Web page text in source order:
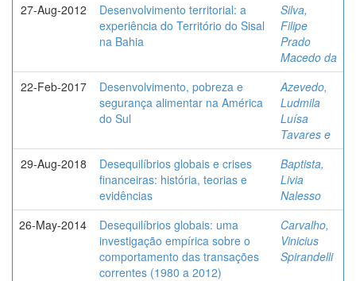
27-Aug-2012
Desenvolvimento territorial: a
experiência do Território do Sisal
na Bahia
Silva,
Filipe
Prado
Macedo da
22-Feb-2017
Desenvolvimento, pobreza e
segurança alimentar na América
do Sul
Azevedo,
Ludmila
Luísa
Tavares e
29-Aug-2018
Desequilíbrios globais e crises
financeiras: história, teorias e
evidências
Baptista,
Livia
Nalesso
26-May-2014
Desequilíbrios globais: uma
investigação empírica sobre o
comportamento das transações
correntes (1980 a 2012)
Carvalho,
Vinicius
Spirandelli